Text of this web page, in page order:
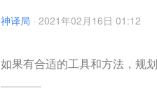
神译局 · 2021年02月16日 01:12
如果有合适的工具和方法，规